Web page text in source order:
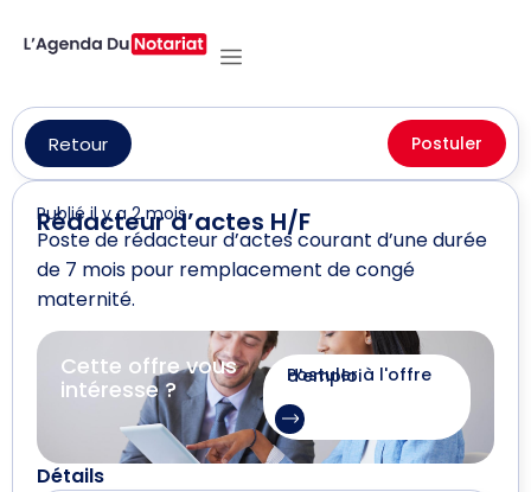
Retour Postuler
Rédacteur d’actes H/F
Publié il y a 2 mois
Poste de rédacteur d’actes courant d’une durée
de 7 mois pour remplacement de congé
maternité.
Cette offre vous
intéresse ?
Postuler à l'offre d'emploi
Détails